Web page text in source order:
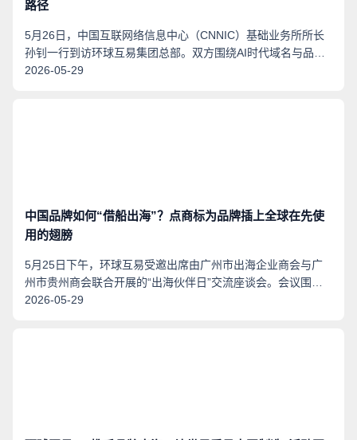
路径
5月26日，中国互联网络信息中心（CNNIC）基础业务所所长
孙钊一行到访环球互易集团总部。双方围绕AI时代域名与品牌
保护的发展方向展开深入交流。
2026-05-29
中国品牌如何“借船出海”？点商标为品牌插上全球在先使
用的翅膀
5月25日下午，环球互易受邀出席由广州市出海企业商会与广
州市贵州商会联合开展的“出海伙伴日”交流座谈会。会议围绕
出海企业面临的品牌营销、合规风控等痛点进行交流。
2026-05-29